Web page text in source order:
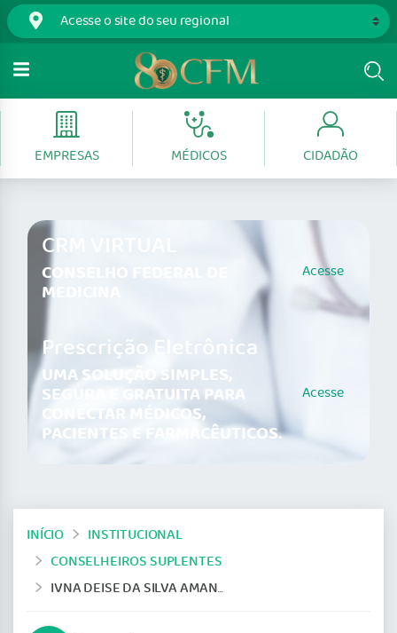
EMPRESAS MÉDICOS CIDADÃO
CRM VIRTUAL
CONSELHO FEDERAL DE
MEDICINA
Acesse
Prescrição Eletrônica
UMA SOLUÇÃO SIMPLES,
SEGURA E GRATUITA PARA
CONECTAR MÉDICOS,
PACIENTES E FARMACÊUTICOS.
Acesse
INÍCIO
INSTITUCIONAL
CONSELHEIROS SUPLENTES
IVNA DEISE DA SILVA AMANAJÁS